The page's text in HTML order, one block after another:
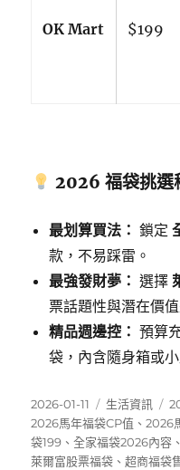
OK Mart $199
2026 福袋挑選
最划算買法： 鎖定
款，不易踩雷。
最強發財夢： 選擇
票話題性與潛在價
精品週邊控： 預算
袋，內含隨身箱或
發
佈
日
期:
2026-01-11
分
類
生活資訊
標
籤
2026馬年福袋CP值 、2026
袋199 、全家福袋2026內容
萊爾富股票福袋 、超商福袋